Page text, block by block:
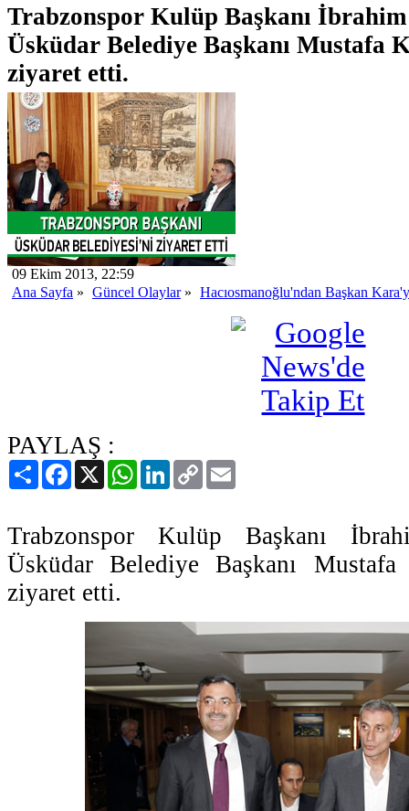
Trabzonspor Kulüp Başkanı İbrahim
Üsküdar Belediye Başkanı Mustafa
ziyaret etti.
09 Ekim 2013, 22:59
Ana Sayfa » Güncel Olaylar» Hacıosmanoğlu'ndan Başkan
PAYLAŞ :
PaylaşFacebook
X WhatsAppLinkedIn
Copy
Link
Trabzonspor Kulüp Başkanı
Üsküdar Belediye Başkanı Mustafa
ziyaret etti.